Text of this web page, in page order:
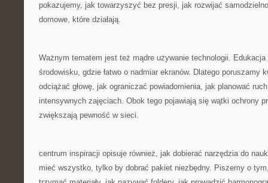
pokazujemy, jak towarzyszyć bez presji, jak rozwijać
domowe, które działają.
Ważnym tematem jest też mądre używanie technologii.
środowisku, gdzie łatwo o nadmiar ekranów. Dlatego poruszamy
odciążać głowę, jak ograniczać powiadomienia, jak planować
intensywnych zajęciach. Obok tego pojawiają się wątki ochrony
zwiększają pewność w sieci.
centrum inspiracji opisuje również, jak dobierać narzędzia do
mieć wszystko, tylko by dobrać pakiet niezbędny. Piszemy o